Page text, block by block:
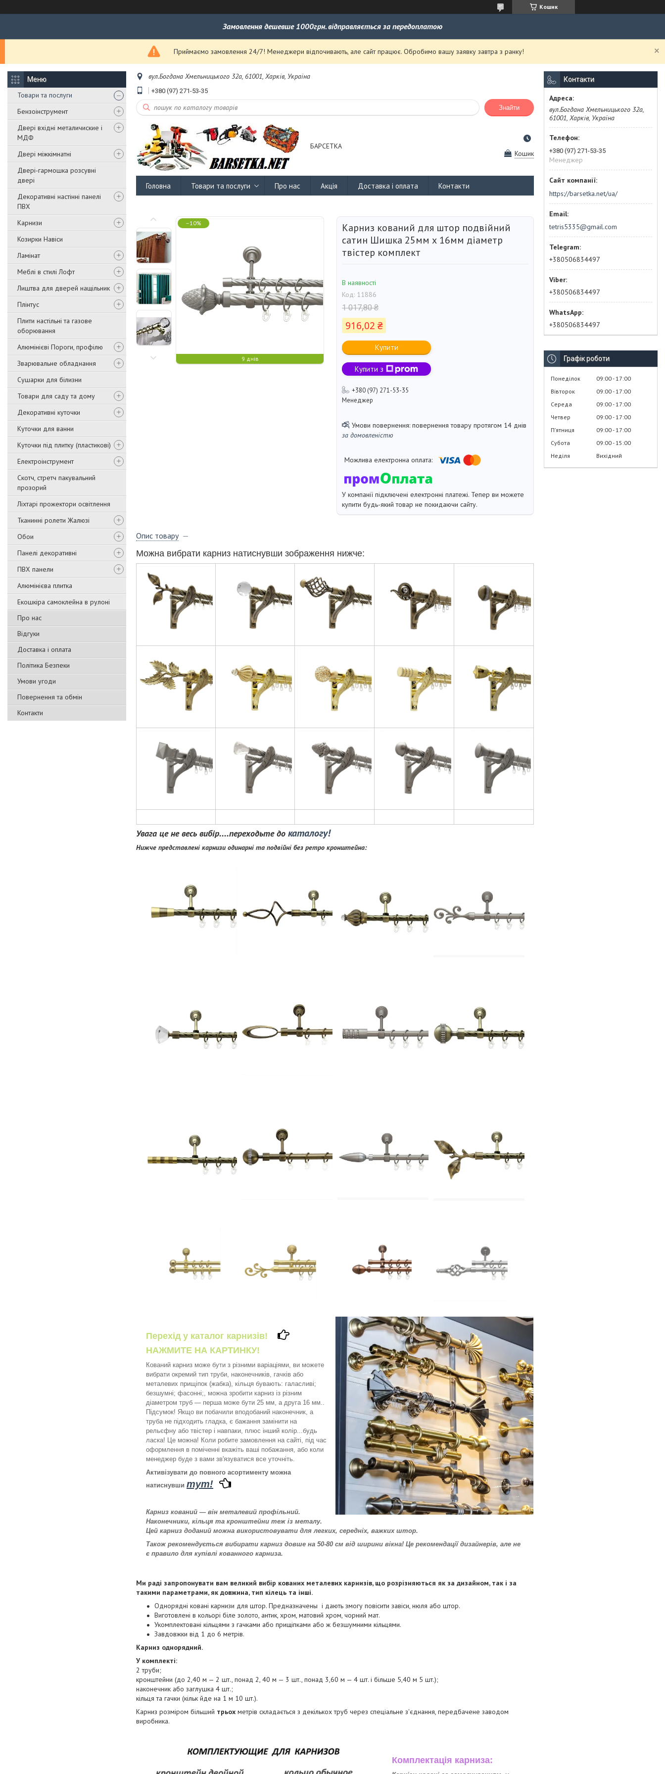
Кошик
Замовлення дешевше 1000грн. відправляється за передоплатою
Приймаємо замовлення 24/7! Менеджери відпочивають, але сайт працює. Обробимо вашу заявку завтра з ранку!
Товари та послуги
Бензоінструмент
Двері вхідні металичиские і
МДФ
Двері міжкімнатні
Двері-гармошка розсувні
двері
Декоративні настінні панелі
ПВХ
Карнизи
Козирки Навіси
Ламінат
Меблі в стилі Лофт
Лиштва для дверей нащільник
Плінтус
Плити настільні та газове
оборювання
Алюмінієві Пороги, профілю
Зварювальне обладнання
Сушарки для білизни
Товари для саду та дому
Декоративні куточки
Куточки для ванни
Куточки під плитку (пластикові)
Електроінструмент
Скотч, стретч пакувальний
прозорий
Ліхтарі прожектори освітлення
Тканинні ролети Жалюзі
Обои
Панелі декоративні
ПВХ панели
Алюмінієва плитка
Екошкіра самоклейна в рулоні
Про нас
Відгуки
Доставка і оплата
Політика Безпеки
Умови угоди
Повернення та обмін
Контакти
вул.Богдана Хмельницького 32а, 61001, Харків, Україна
+380 (97) 271-53-35
Знайти
БАРСЕТКА
Кошик
Головна Товари та послуги Про нас Акція Доставка і оплата Контакти
–10%
9 днів
Карниз кований для штор подвійний
сатин Шишка 25мм х 16мм діаметр
твістер комплект
В наявності
Код: 11886
1 017,80 ₴
916,02 ₴
Купити
Купити з
+380 (97) 271-53-35
Менеджер
повернення товару протягом 14 днів
за домовленістю
У компанії підключені електронні платежі. Тепер ви можете
купити будь-який товар не покидаючи сайту.
Опис товару
Можна вибрати карниз натиснувши зображення нижче:
Увага це не весь вибір....переходьте до каталогу!
Нижче представлені карнизи одинарні та подвійні без ретро кронштейна:
Перехід у каталог карнизів!
НАЖМИТЕ НА КАРТИНКУ!
Кований карниз може бути з різними варіаціями, ви можете
вибрати окремий тип труби, наконечників, гачків або
металевих прищіпок (жабка), кільця бувають: галасливі;
безшумні; фасонні;, можна зробити карниз із різним
діаметром труб — перша може бути 25 мм, а друга 16 мм..
Підсумок! Якщо ви побачили вподобаний наконечник, а
труба не підходить гладка, є бажання замінити на
рельєфну або твістер і навпаки, плюс інший колір...будь
ласка! Це можна! Коли робите замовлення на сайті, під час
оформлення в поміченні вкажіть ваші побажання, або коли
менеджер буде з вами зв'язуватися все уточніть.
Активізувати до повного асортименту можна
натиснувши тут!
Карниз кований — він металевий профільний.
Наконечники, кільця та кронштейни теж із металу.
Цей карниз доданий можна використовувати для легких, середніх, важких штор.
Також рекомендується вибирати карниз довше на 50-80 см від ширини вікна! Це рекомендації дизайнерів, але не
є правило для купівлі кованного карниза.
Ми раді запропонувати вам великий вибір кованих металевих карнизів, що розрізняються як за дизайном, так і за
такими параметрами, як довжина, тип кілець та інші.
Однорядні ковані карнизи для штор. Предназначены і дають змогу повісити завіси, нюля або штор.
Виготовлені в кольорі біле золото, антик, хром, матовий хром, чорний мат.
Укомплектовані кільцями з гачками або прищіпками або ж безшумними кільцями.
Завдовжки від 1 до 6 метрів.
Карниз однорядний.
У комплекті:
2 труби;
кронштейни (до 2,40 м — 2 шт., понад 2, 40 м — 3 шт., понад 3,60 м — 4 шт. і більше 5,40 м 5 шт.);
наконечник або заглушка 4 шт.;
кільця та гачки (кільк йде на 1 м 10 шт.).
Карниз розміром більший трьох метрів складається з декількох труб через спеціальне з'єднання, передбачене заводом
виробника.
Комплектація карниза:
Контакти
вул.Богдана Хмельницького 32а,
61001, Харків, Україна
+380 (97) 271-53-35
Менеджер
https://barsetka.net/ua/
tetris5335@gmail.com
+380506834497
+380506834497
+380506834497
Графік роботи
Понеділок 09:00 17:00
Вівторок
09:00 17:00
Середа
09:00 17:00
Четвер
09:00 17:00
Пʼятниця
09:00 17:00
Субота
09:00 15:00
Неділя
Вихідний